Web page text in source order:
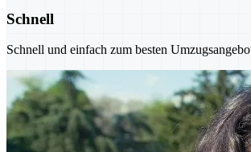
Schnell
Schnell und einfach zum besten